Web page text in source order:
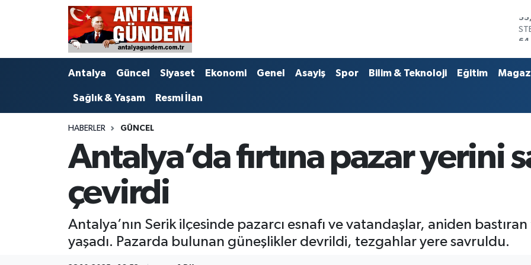
Antalya Güncel Siyaset Ekonomi Genel Asayiş Spor Bilim & Teknoloji Eğitim
Sağlık & Yaşam Resmi İlan
HABERLER GÜNCEL
Antalya’da fırtına pazar yerini
çevirdi
Antalya’nın Serik ilçesinde pazarcı esnafı ve vatandaşlar, aniden bastıran
yaşadı. Pazarda bulunan güneşlikler devrildi, tezgahlar yere savruldu.
Antalya
Bilim & Teknoloji
EĞİTİM
Ekonomi
Antalya Nöbetçi Eczaneler
Antalya Hava Durumu
Antalya Namaz Vakitleri
Süper Lig Puan Durumu ve Fikstür
Tüm Manşetler
Son Dakika Haberleri